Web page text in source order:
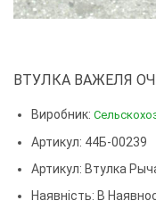
ВТУЛКА ВАЖЕЛЯ
Виробник:
Артикул: 44Б-00239
Артикул: Втулка
Наявність: В